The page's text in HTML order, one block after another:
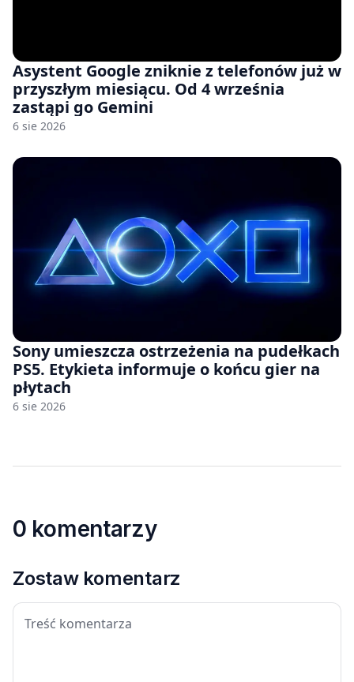
Asystent Google zniknie z telefonów już w
przyszłym miesiącu. Od 4 września
zastąpi go Gemini
6 sie 2026
Sony umieszcza ostrzeżenia na pudełkach
PS5. Etykieta informuje o końcu gier na
płytach
6 sie 2026
0 komentarzy
Zostaw komentarz